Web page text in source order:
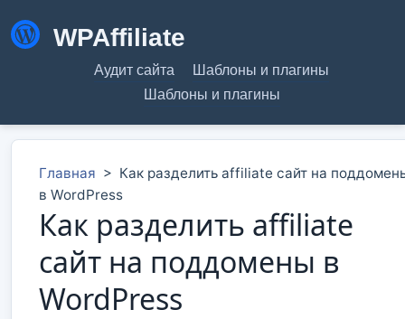
WPAffiliate
Аудит сайта
Шаблоны и плагины
Шаблоны и плагины
Главная > Как разделить affiliate сайт на
в WordPress
Как разделить affiliate
сайт на поддомены в
WordPress